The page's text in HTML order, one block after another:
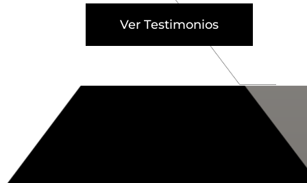
Ver Testimonios